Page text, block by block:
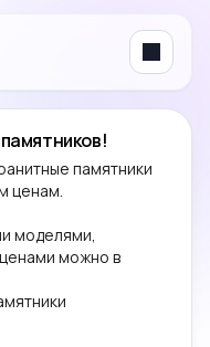
Menu
памятники
ценам.
моделями,
можно в